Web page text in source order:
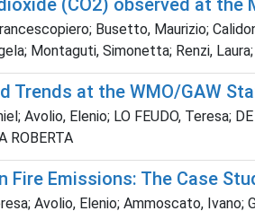
(CO2) observed at
Busetto, Maurizio;
Montaguti, Simonetta; Renzi,
at the WMO/GAW
Avolio, Elenio; LO FEUDO, Teresa;
ROBERTA
Emissions: The Case
Avolio, Elenio; Ammoscato,